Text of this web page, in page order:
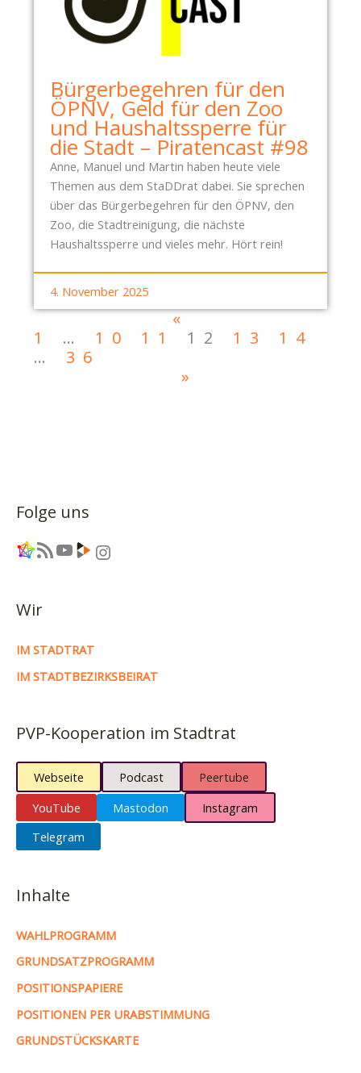
Bürgerbegehren für den
ÖPNV, Geld für den Zoo
und Haushaltssperre für
die Stadt – Piratencast #98
Anne, Manuel und Martin haben heute viele
Themen aus dem StaDDrat dabei. Sie sprechen
über das Bürgerbegehren für den ÖPNV, den
Zoo, die Stadtreinigung, die nächste
Haushaltssperre und vieles mehr. Hört rein!
4. November 2025
«
1
… 10 11 12 13
14
…
36
»
Folge uns
Link RSS-Feed YouTube Link Instagram
Wir
IM STADTRAT
IM STADTBEZIRKSBEIRAT
PVP-Kooperation im Stadtrat
Webseite Podcast
Peertube
YouTube
Mastodon
Instagram
Telegram
Inhalte
WAHLPROGRAMM
GRUNDSATZPROGRAMM
POSITIONSPAPIERE
POSITIONEN PER URABSTIMMUNG
GRUNDSTÜCKSKARTE